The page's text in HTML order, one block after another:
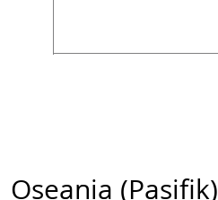
Oseania (Pasifik)